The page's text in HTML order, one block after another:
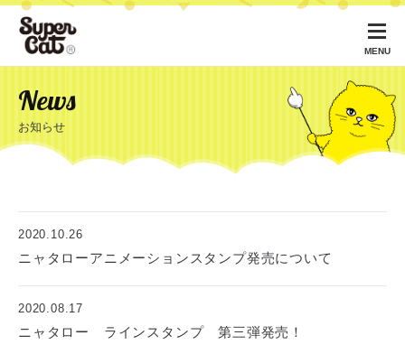
MENU
News
お知らせ
2020.10.26
ニャタローアニメーションスタンプ発売について
2020.08.17
ニャタロー ラインスタンプ 第三弾発売！